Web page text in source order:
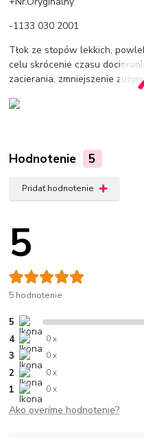
-1133 030 2001
Tłok ze stopów lekkich,
celu skrócenie czasu
zacierania, zmniejszenie
Hodnotenie 5
Pridať hodnotenie
5
5 hodnotenie
5
4 0 x
3 0 x
2 0 x
1 0 x
Ako overíme hodnotenie?